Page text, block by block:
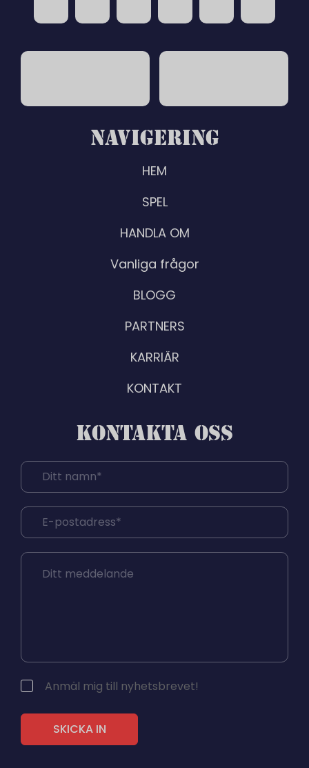
NAVIGERING
HEM
SPEL
HANDLA OM
Vanliga frågor
BLOGG
PARTNERS
KARRIÄR
KONTAKT
KONTAKTA OSS
Anmäl mig till nyhetsbrevet!
SKICKA IN